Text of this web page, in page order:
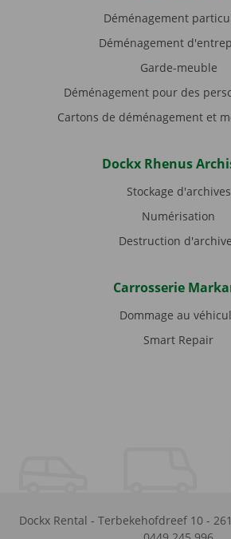
Déménagement
Déménagement
Garde-meuble
Déménagement pour des
Cartons de déménagement et
Dockx Rhenus
Stockage d'archives
Numérisation
Destruction
Carrosserie
Dommage au
Smart Repair
Dockx Rental - Terbekehofdreef 10 -